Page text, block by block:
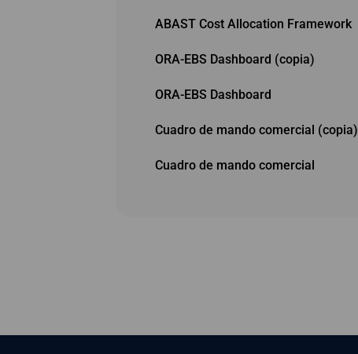
ABAST Cost Allocation Framework
ORA-EBS Dashboard (copia)
ORA-EBS Dashboard
Cuadro de mando comercial (copia)
Cuadro de mando comercial